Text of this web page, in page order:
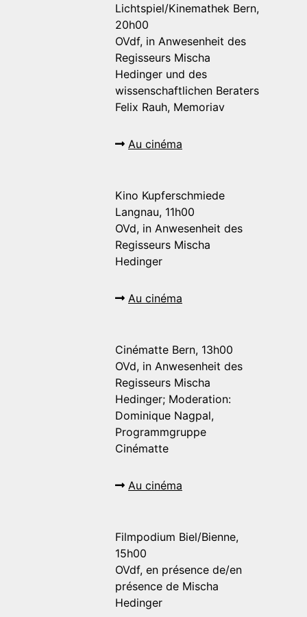
Lichtspiel/Kinemathek Bern,
20h00
OVdf, in Anwesenheit des
Regisseurs Mischa
Hedinger und des
wissenschaftlichen Beraters
Felix Rauh, Memoriav
Au cinéma
Kino Kupferschmiede
Langnau, 11h00
OVd, in Anwesenheit des
Regisseurs Mischa
Hedinger
Au cinéma
Cinématte Bern, 13h00
OVd, in Anwesenheit des
Regisseurs Mischa
Hedinger; Moderation:
Dominique Nagpal,
Programmgruppe
Cinématte
Au cinéma
Filmpodium Biel/Bienne,
15h00
OVdf, en présence de/en
présence de Mischa
Hedinger